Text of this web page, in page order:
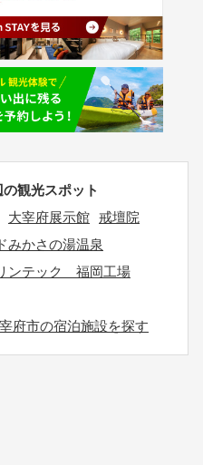
観光スポット
大宰府展示館 戒壇院
みかさの湯温泉
ンテック 福岡工場
府市の宿泊施設を探す